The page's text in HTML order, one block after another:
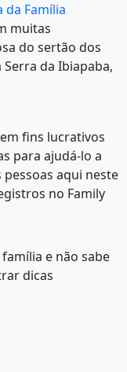
da Família
muitas
do sertão dos
da Ibiapaba,
fins lucrativos
para ajudá-lo a
aqui neste
no Family
e não sabe
dicas